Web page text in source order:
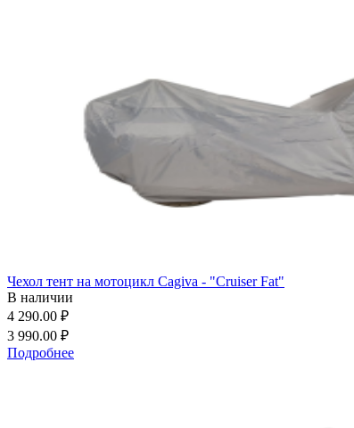
Чехол тент на мотоцикл Cagiva - "Cruiser Fat"
В наличии
4 290.00 ₽
3 990.00 ₽
Подробнее